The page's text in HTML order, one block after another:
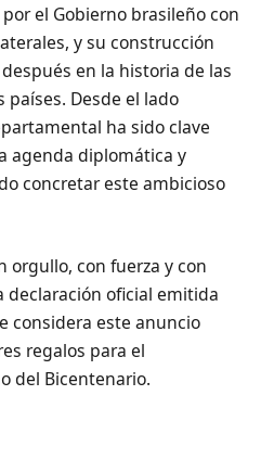
el Gobierno brasileño con
y su construcción
en la historia de las
Desde el lado
ha sido clave
agenda diplomática y
concretar este ambicioso
orgullo, con fuerza y con
declaración oficial emitida
considera este anuncio
regalos para el
del Bicentenario.